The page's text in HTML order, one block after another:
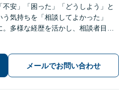
「不安」「困った」「どうしよう」と
う気持ちを「相談してよかった」
。多様な経歴を活かし、相談者目線
の多くの方から喜ばれております。
【初回３０分間相談無料】
メールでお問い合わせ